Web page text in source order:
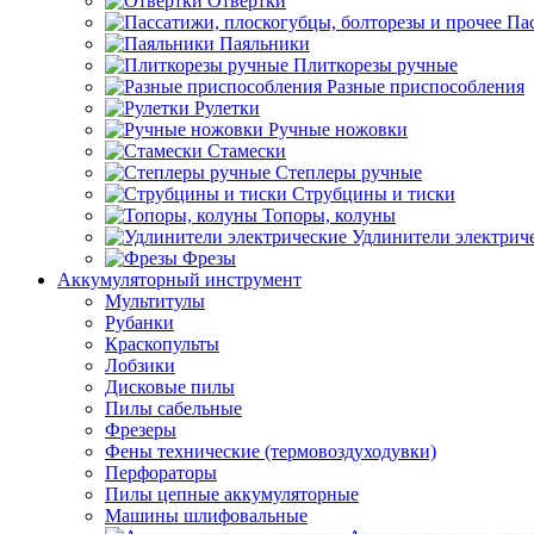
Паяльники
Плиткорезы ручные
Разные приспособления
Рулетки
Ручные ножовки
Стамески
Степлеры ручные
Струбцины и тиски
Топоры, колуны
Удлинители
Фрезы
Аккумуляторный инструмент
Мультитулы
Рубанки
Краскопульты
Лобзики
Дисковые пилы
Пилы сабельные
Фрезеры
Фены технические (термовоздуходувки)
Перфораторы
Пилы цепные аккумуляторные
Машины шлифовальные